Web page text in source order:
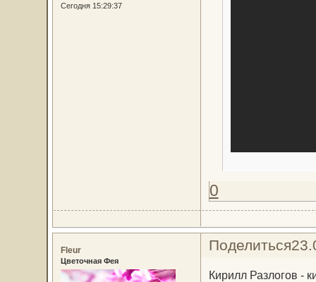
Сегодня 15:29:37
0
Поделиться
Fleur
Цветочная Фея
Кирилл Разлогов -